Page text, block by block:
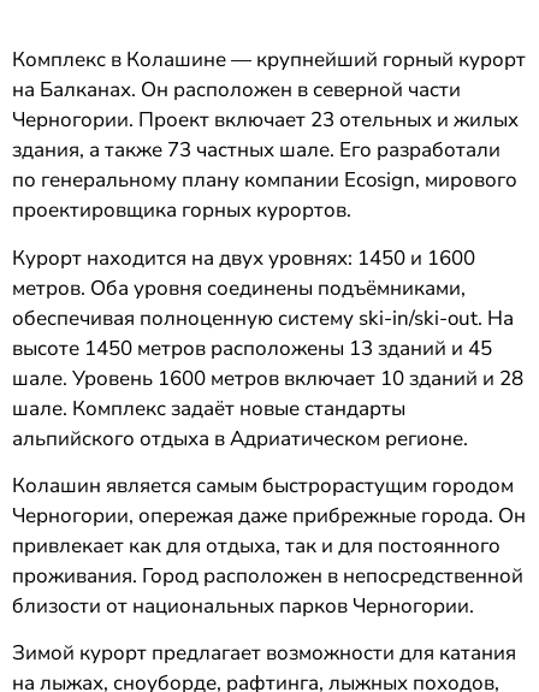
Комплекс в Колашине — крупнейший горный курорт
на Балканах. Он расположен в северной части
Черногории. Проект включает 23 отельных и жилых
здания, а также 73 частных шале. Его разработали
по генеральному плану компании Ecosign, мирового
проектировщика горных курортов.
Курорт находится на двух уровнях: 1450 и 1600
метров. Оба уровня соединены подъёмниками,
обеспечивая полноценную систему ski-in/ski-out. На
высоте 1450 метров расположены 13 зданий и 45
шале. Уровень 1600 метров включает 10 зданий и 28
шале. Комплекс задаёт новые стандарты
альпийского отдыха в Адриатическом регионе.
Колашин является самым быстрорастущим городом
Черногории, опережая даже прибрежные города. Он
привлекает как для отдыха, так и для постоянного
проживания. Город расположен в непосредственной
близости от национальных парков Черногории.
Зимой курорт предлагает возможности для катания
на лыжах, сноуборде, рафтинга, лыжных походов,